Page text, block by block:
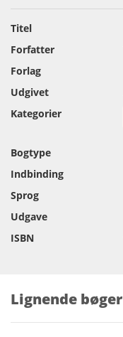
Titel
Forfatter
Forlag
Udgivet
Kategorier
Bogtype
Indbinding
Sprog
Udgave
ISBN
Lignende bøger